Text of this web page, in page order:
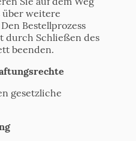
über weitere
Bestellprozess
durch Schließen des
beenden.
gesetzliche